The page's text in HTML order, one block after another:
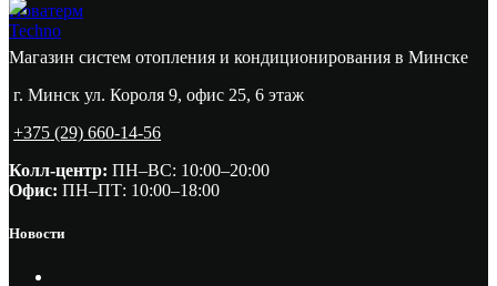
Новатерм
Techno
Магазин систем отопления и кондиционирования в Минске
г. Минск ул. Короля 9, офис 25, 6 этаж
+375 (29) 660-14-56
Колл-центр: ПН–ВС: 10:00–20:00​
Офис: ПН–ПТ: 10:00–18:00
Новости